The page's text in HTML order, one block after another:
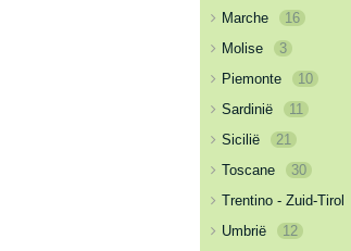
Marche
16
Molise
3
Piemonte
10
Sardinië
11
Sicilië
21
Toscane
30
Trentino - Zuid-Tirol
Umbrië
12